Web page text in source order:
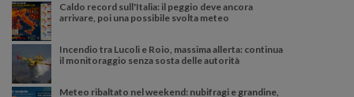
Caldo record sull'Italia: il peggio deve ancora
arrivare, poi una possibile svolta meteo
Incendio tra Lucoli e Roio, massima allerta: continua
il monitoraggio senza sosta delle autorità
Meteo ribaltato nel weekend: nubifragi e grandine,